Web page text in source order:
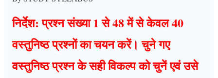
निर्देश: प्रश्न संख्या 1 से 48 में से केवल 40
वस्तुनिष्ठ प्रश्नों का चयन करें। चुने गए
वस्तुनिष्ठ प्रश्न के सही विकल्प को चुनें एवं उसे